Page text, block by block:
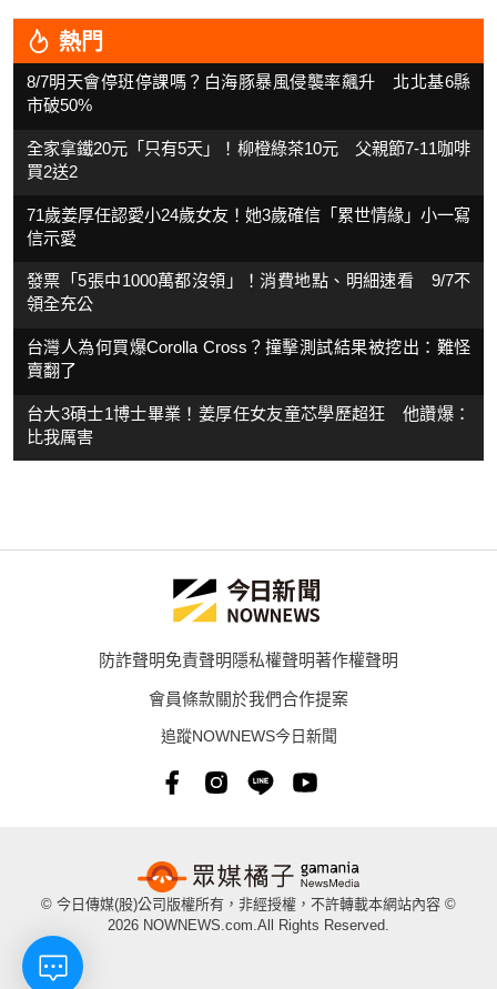
熱門
8/7明天會停班停課嗎？白海豚暴風侵襲率飆升 北北基6縣
市破50%
全家拿鐵20元「只有5天」！柳橙綠茶10元 父親節7-11咖啡
買2送2
71歲姜厚任認愛小24歲女友！她3歲確信「累世情緣」小一寫
信示愛
發票「5張中1000萬都沒領」！消費地點、明細速看 9/7不
領全充公
台灣人為何買爆Corolla Cross？撞擊測試結果被挖出：難怪
賣翻了
台大3碩士1博士畢業！姜厚任女友童芯學歷超狂 他讚爆：
比我厲害
防詐聲明免責聲明隱私權聲明著作權聲明
會員條款關於我們合作提案
追蹤NOWNEWS今日新聞
© 今日傳媒(股)公司版權所有，非經授權，不許轉載本網站內容 ©
2026 NOWNEWS.com.All Rights Reserved.